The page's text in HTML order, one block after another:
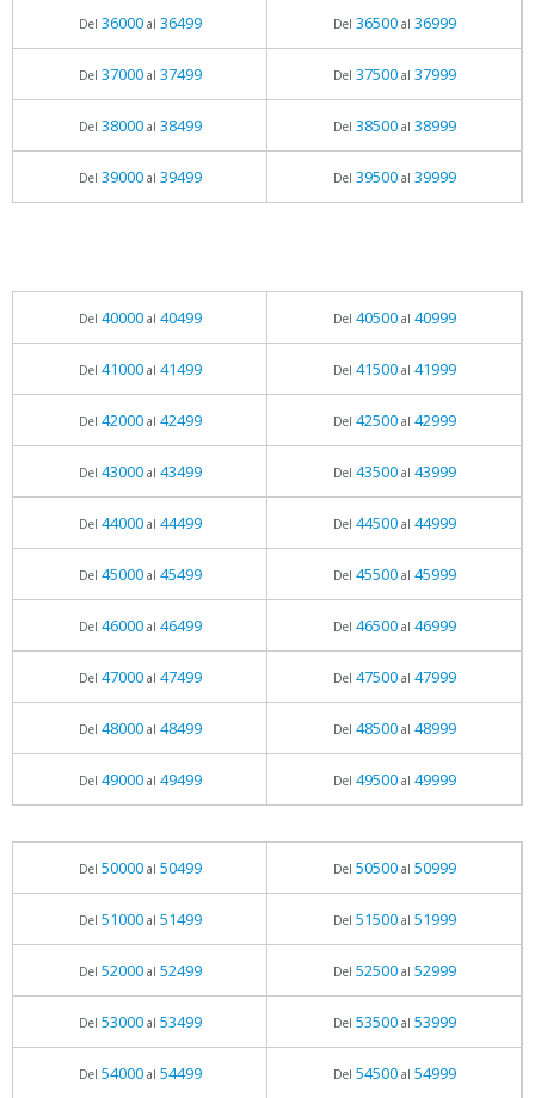
Del 36000al 36499 Del 36500al 36999
Del 37000al 37499 Del 37500al 37999
Del 38000al 38499 Del 38500al 38999
Del 39000al 39499 Del 39500al 39999
Del 40000al 40499 Del 40500al 40999
Del 41000al 41499 Del 41500al 41999
Del 42000al 42499 Del 42500al 42999
Del 43000al 43499 Del 43500al 43999
Del 44000al 44499 Del 44500al 44999
Del 45000al 45499 Del 45500al 45999
Del 46000al 46499 Del 46500al 46999
Del 47000al 47499 Del 47500al 47999
Del 48000al 48499 Del 48500al 48999
Del 49000al 49499 Del 49500al 49999
Del 50000al 50499 Del 50500al 50999
Del 51000al 51499 Del 51500al 51999
Del 52000al 52499 Del 52500al 52999
Del 53000al 53499 Del 53500al 53999
Del 54000al 54499 Del 54500al 54999